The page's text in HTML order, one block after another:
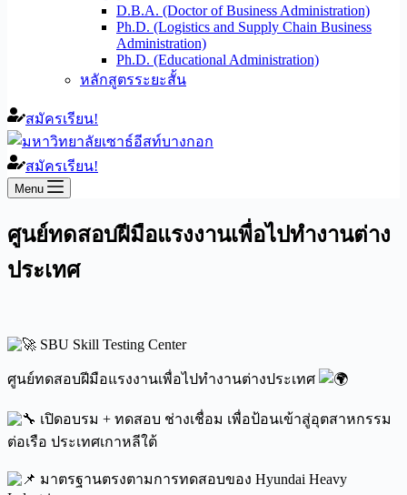
D.B.A. (Doctor of Business Administration)
Ph.D. (Logistics and Supply Chain Business
Administration)
Ph.D. (Educational Administration)
หลักสูตรระยะสั้น
สมัครเรียน!
สมัครเรียน!
Menu
ศูนย์ทดสอบฝีมือแรงงานเพื่อไปทำงานต่าง
ประเทศ
SBU Skill Testing Center
ศูนย์ทดสอบฝีมือแรงงานเพื่อไปทำงานต่างประเทศ
เปิดอบรม + ทดสอบ ช่างเชื่อม เพื่อป้อนเข้าสู่อุตสาหกรรม
ต่อเรือ ประเทศเกาหลีใต้
มาตรฐานตรงตามการทดสอบของ Hyundai Heavy